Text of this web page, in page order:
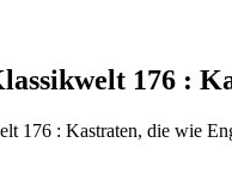
176 :